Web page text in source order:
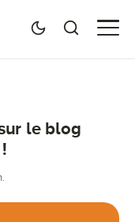
le blog